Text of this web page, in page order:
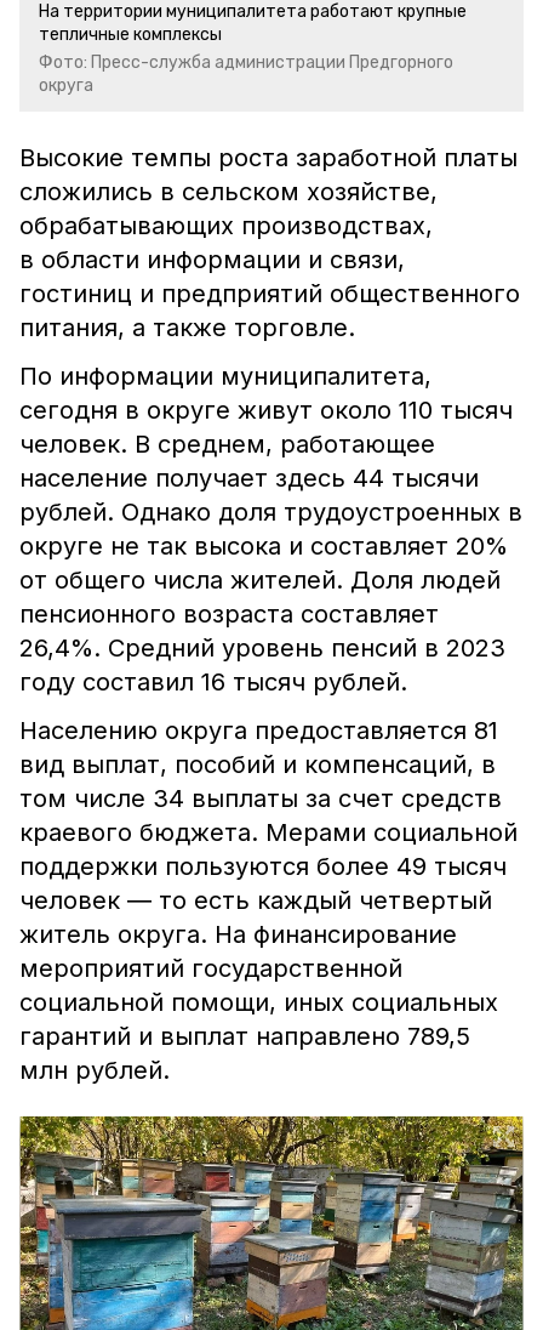
На территории муниципалитета работают крупные
тепличные комплексы
Фото: Пресс-служба администрации Предгорного
округа
Высокие темпы роста заработной платы
сложились в сельском хозяйстве,
обрабатывающих производствах,
в области информации и связи,
гостиниц и предприятий общественного
питания, а также торговле.
По информации муниципалитета,
сегодня в округе живут около 110 тысяч
человек. В среднем, работающее
население получает здесь 44 тысячи
рублей. Однако доля трудоустроенных в
округе не так высока и составляет 20%
от общего числа жителей. Доля людей
пенсионного возраста составляет
26,4%. Средний уровень пенсий в 2023
году составил 16 тысяч рублей.
Населению округа предоставляется 81
вид выплат, пособий и компенсаций, в
том числе 34 выплаты за счет средств
краевого бюджета. Мерами социальной
поддержки пользуются более 49 тысяч
человек ― то есть каждый четвертый
житель округа. На финансирование
мероприятий государственной
социальной помощи, иных социальных
гарантий и выплат направлено 789,5
млн рублей.